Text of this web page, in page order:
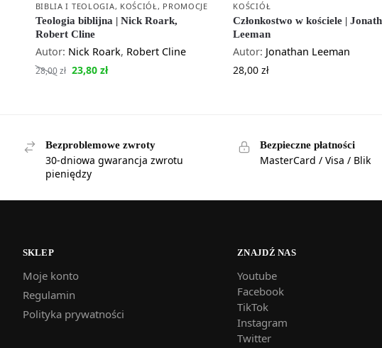
BIBLIA I TEOLOGIA, KOŚCIÓŁ, PROMOCJE
Teologia biblijna | Nick Roark,
Robert Cline
Autor: Nick Roark, Robert Cline
28,00zł 23,80 zł
KOŚCIÓŁ
Członkostwo w kościele |
Leeman
Autor: Jonathan Leeman
28,00zł
Bezproblemowe zwroty
30-dniowa gwarancja zwrotu
pieniędzy
Bezpieczne płatności
MasterCard / Visa / Blik
SKLEP
Moje konto
Regulamin
Polityka prywatności
ZNAJDŹ NAS
Youtube
Facebook
TikTok
Instagram
Twitter